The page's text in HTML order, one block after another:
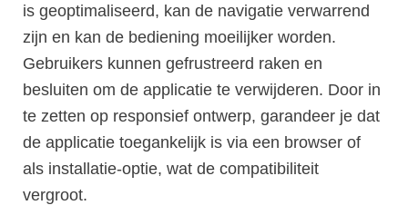
is geoptimaliseerd, kan de navigatie verwarrend
zijn en kan de bediening moeilijker worden.
Gebruikers kunnen gefrustreerd raken en
besluiten om de applicatie te verwijderen. Door in
te zetten op responsief ontwerp, garandeer je dat
de applicatie toegankelijk is via een browser of
als installatie-optie, wat de compatibiliteit
vergroot.